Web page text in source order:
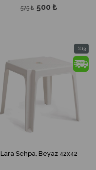
500 ₺
575 ₺
Lara Sehpa, Beyaz 42x42
%13
İndirim